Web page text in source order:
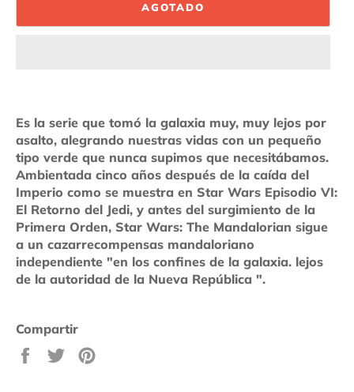
AGOTADO
Es la serie que tomó la galaxia muy, muy lejos por
asalto, alegrando nuestras vidas con un pequeño
tipo verde que nunca supimos que necesitábamos.
Ambientada cinco años después de la caída del
Imperio como se muestra en Star Wars Episodio VI:
El Retorno del Jedi, y antes del surgimiento de la
Primera Orden, Star Wars: The Mandalorian sigue
a un cazarrecompensas mandaloriano
independiente "en los confines de la galaxia. lejos
de la autoridad de la Nueva República ".
Compartir
Compartir
Tuitear